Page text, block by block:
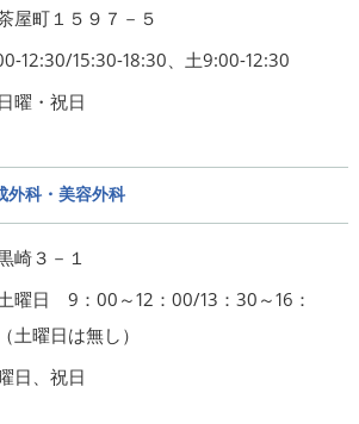
屋町１５９７－５
12:30/15:30-18:30、土9:00-12:30
曜・祝日
外科・美容外科
崎３－１
曜日 9：00～12：00/13：30～16：
土曜日は無し）
日、祝日